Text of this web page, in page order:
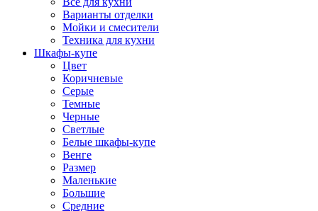
Варианты отделки
Мойки и смесители
Техника для кухни
Шкафы-купе
Цвет
Коричневые
Серые
Темные
Черные
Светлые
Белые шкафы-купе
Венге
Размер
Маленькие
Большие
Средние